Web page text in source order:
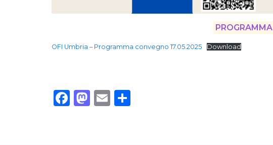
PROGRAMMA
OFI Umbria – Programma convegno 17.05.2025 Download
Facebook
Mastodon
Email